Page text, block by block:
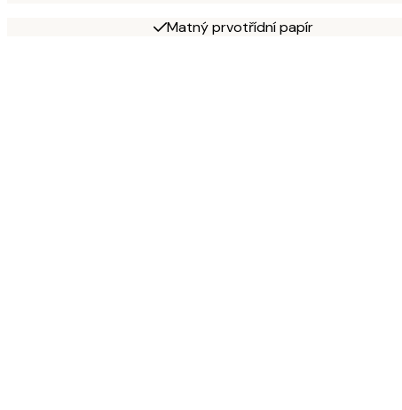
Matný prvotřídní papír